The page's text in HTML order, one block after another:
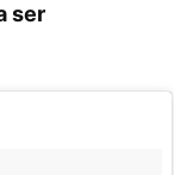
ser